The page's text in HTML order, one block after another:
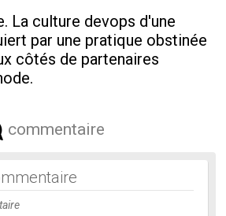
La culture devops d'une
par une pratique obstinée
côtés de partenaires
commentaire